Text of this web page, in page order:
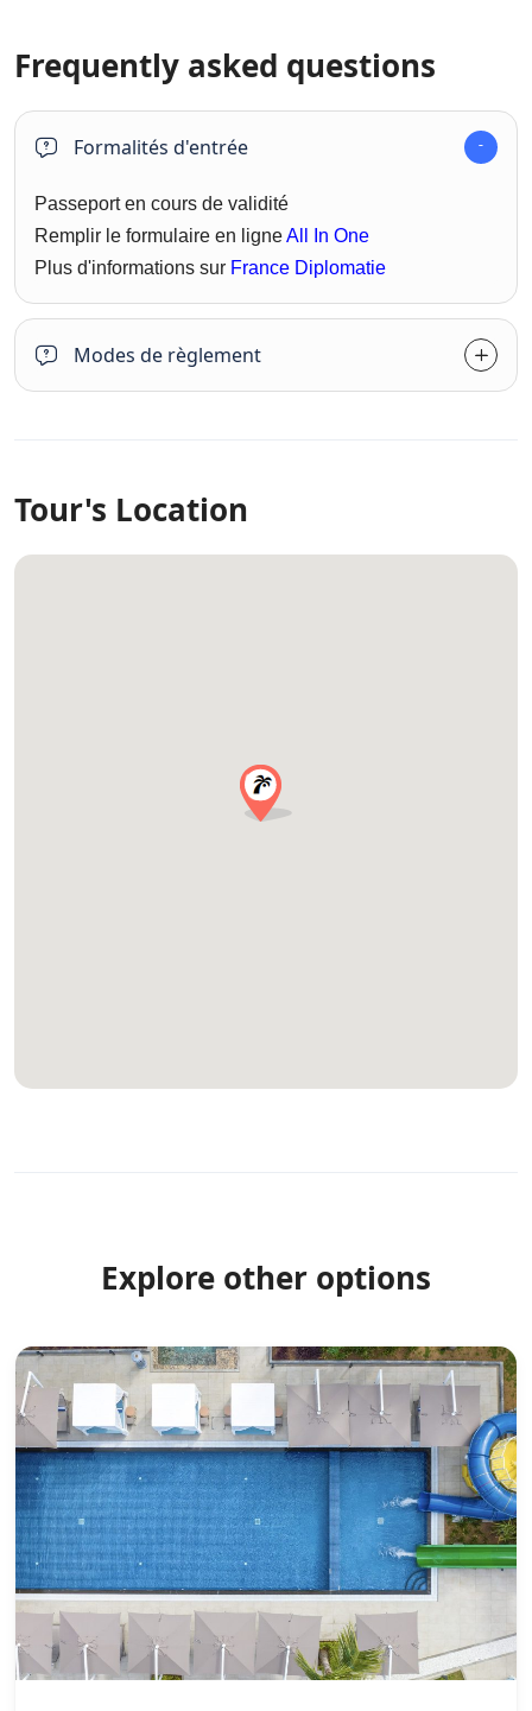
Frequently asked questions
Formalités d'entrée
Passeport en cours de validité
Remplir le formulaire en ligneAll In One
Plus d'informations sur France Diplomatie
Modes de règlement
Tour's Location
Explore other options